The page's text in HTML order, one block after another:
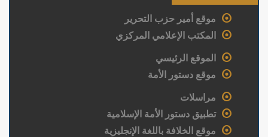
موقع أمير حزب التحرير
المكتب الإعلامي المركزي
الموقع الرئيسي
موقع دستور الأمة
مراسلات
تطبيق دستور الأمة الإسلامية
موقع الخلافة باللغة الإنجليزية